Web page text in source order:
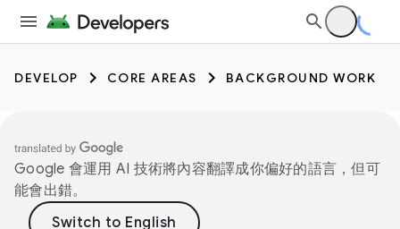
DEVELOP CORE AREAS BACKGROUND WORK
Google 會運用 AI 技術將內容翻譯成你偏好的語言，但可
能會出錯。